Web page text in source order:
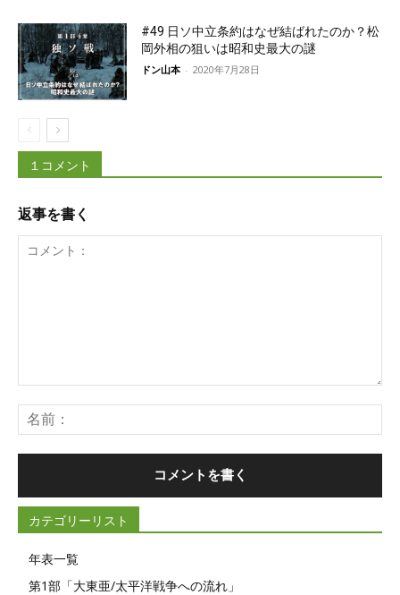
#49 日ソ中立条約はなぜ結ばれたのか？松
岡外相の狙いは昭和史最大の謎
ドン山本 - 2020年7月28日
１コメント
返事を書く
ン
カテゴリーリスト
年表一覧
第1部「大東亜/太平洋戦争への流れ」